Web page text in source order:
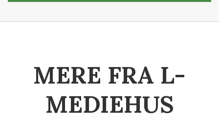
MERE FRA L-
MEDIEHUS